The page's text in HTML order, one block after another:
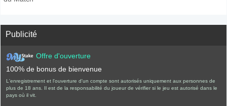
Publicité
Offre d'ouverture
100% de bonus de bienvenue
L'enregistrement et l'ouverture d'un compte sont autorisés uniquement aux personnes de
plus de 18 ans. Il est de la responsabilité du joueur de vérifier si le jeu est autorisé dans le
pays où il vit.